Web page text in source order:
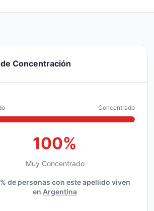
Concentración
Concentrado
100%
Muy Concentrado
de personas con este apellido viven
en Argentina